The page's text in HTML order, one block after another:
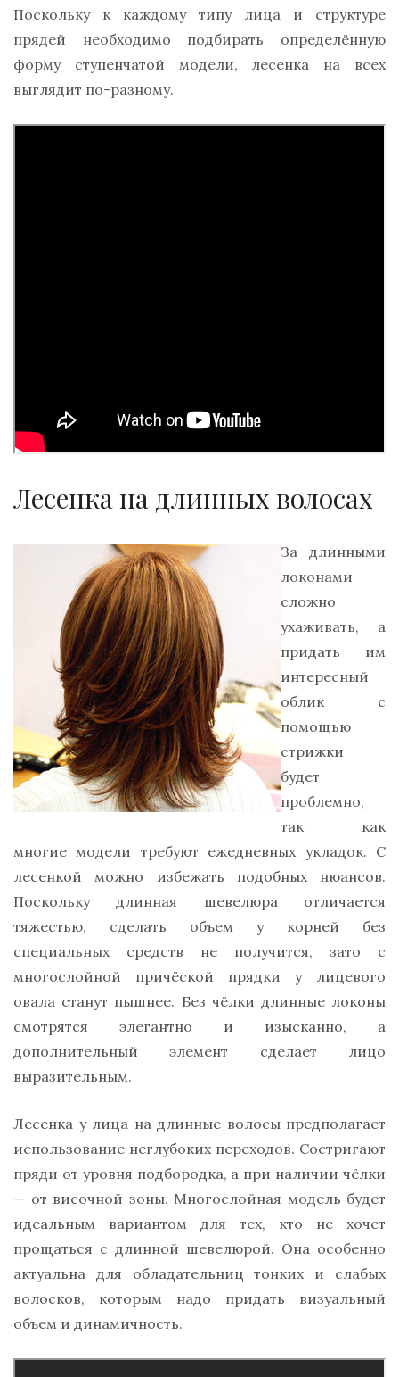
Поскольку к каждому типу лица и структуре
прядей необходимо подбирать определённую
форму ступенчатой модели, лесенка на всех
выглядит по-разному.
Лесенка на длинных волосах
За длинными
локонами
сложно
ухаживать, а
придать им
интересный
облик с
помощью
стрижки
будет
проблемно,
так как
многие модели требуют ежедневных укладок. С
лесенкой можно избежать подобных нюансов.
Поскольку длинная шевелюра отличается
тяжестью, сделать объем у корней без
специальных средств не получится, зато с
многослойной причёской прядки у лицевого
овала станут пышнее. Без чёлки длинные локоны
смотрятся элегантно и изысканно, а
дополнительный элемент сделает лицо
выразительным.
Лесенка у лица на длинные волосы предполагает
использование неглубоких переходов. Состригают
пряди от уровня подбородка, а при наличии чёлки
— от височной зоны. Многослойная модель будет
идеальным вариантом для тех, кто не хочет
прощаться с длинной шевелюрой. Она особенно
актуальна для обладательниц тонких и слабых
волосков, которым надо придать визуальный
объем и динамичность.